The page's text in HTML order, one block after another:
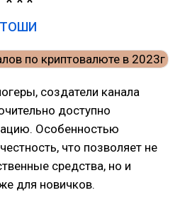
создатели канала
доступно
Особенностью
что позволяет не
средства, но и
для новичков.